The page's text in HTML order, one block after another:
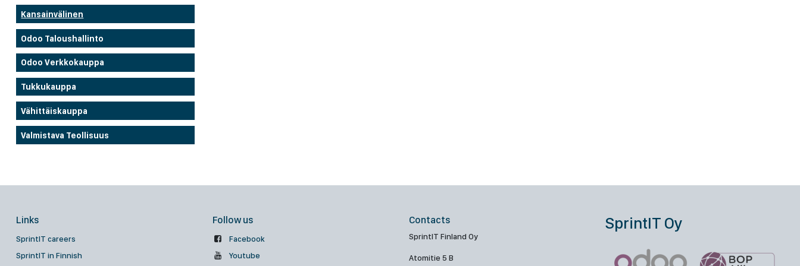
Kansainvälinen
Odoo Taloushallinto
Odoo Verkkokauppa
Tukkukauppa
Vähittäiskauppa
Valmistava Teollisuus
Links
SprintIT careers
SprintIT in Finnish
Follow us
Facebook
Youtube
Contacts
SprintIT Finland Oy
Atomitie 5 B
SprintIT Oy